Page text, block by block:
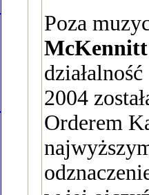
Poza
McKennitt
2004
Orderem